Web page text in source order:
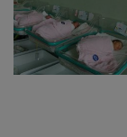
Ormeniș
6 august 2026
suspeND.ro
suspendare a
6 august 2026
dosarul lui
Judecătorii